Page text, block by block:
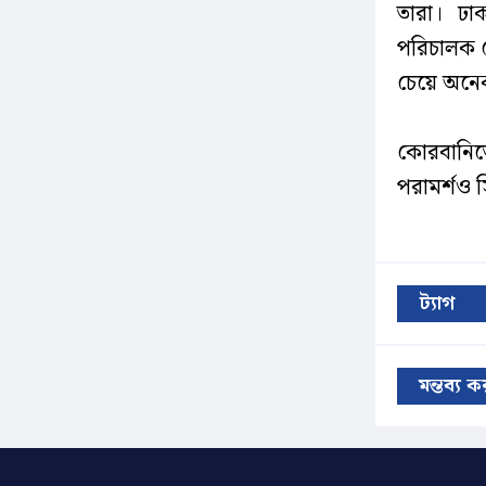
তারা।
পরিচালক
চেয়ে
পরামর্শও
ট্যাগ
মন্তব্য